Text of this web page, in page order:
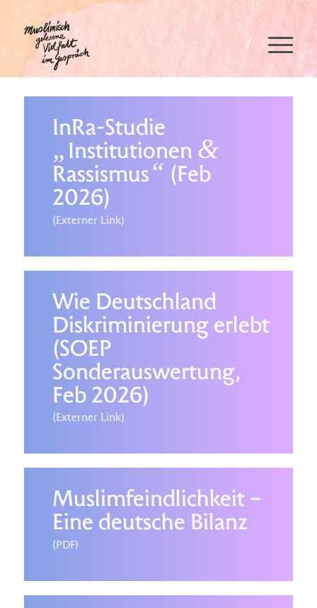
Quellen
InRa-Studie
„ Institutionen &
Rassismus “ (Feb
2026)
(Externer Link)
Wie Deutschland
Diskriminierung erlebt
(SOEP
Sonderauswertung,
Feb 2026)
(Externer Link)
Muslimfeindlichkeit –
Eine deutsche Bilanz
(PDF)